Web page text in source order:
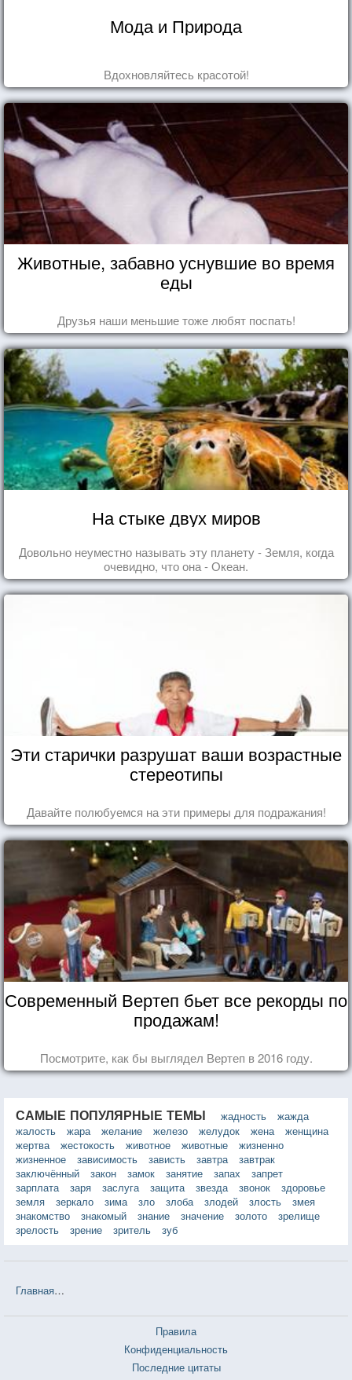
Мода и Природа
Вдохновляйтесь красотой!
Животные, забавно уснувшие во время
еды
Друзья наши меньшие тоже любят поспать!
На стыке двух миров
Довольно неуместно называть эту планету - Земля, когда
очевидно, что она - Океан.
Эти старички разрушат ваши возрастные
стереотипы
Давайте полюбуемся на эти примеры для подражания!
Современный Вертеп бьет все рекорды по
продажам!
Посмотрите, как бы выглядел Вертеп в 2016 году.
САМЫЕ ПОПУЛЯРНЫЕ ТЕМЫ жадность
жажда
жалость
жара желание железо желудок жена
женщина
жертва
жестокость животное животные
жизненно
жизненное
зависимость зависть завтра
завтрак
заключённый
закон замок занятие запах
запрет
зарплата
заря заслуга защита звезда звонок
здоровье
земля
зеркало зима зло злоба злодей злость
змея
знакомство
знакомый знание значение золото
зрелище
зрелость
зрение зритель зуб
Главная
Правила
Конфиденциальность
Последние цитаты